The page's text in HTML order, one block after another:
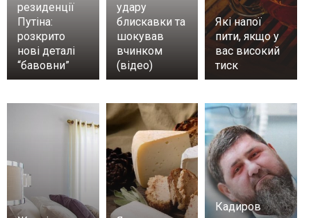
резиденції
Путіна:
розкрито
нові деталі
“бавовни”
удару
блискавки та
шокував
вчинком
(відео)
Які напої
пити, якщо у
вас високий
тиск
Кадиров